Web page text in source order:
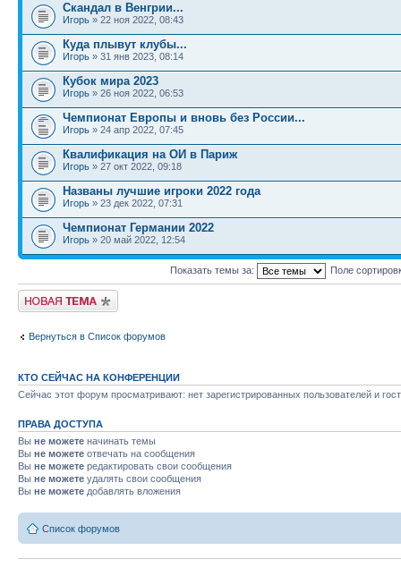
Скандал в Венгрии...
Игорь » 22 ноя 2022, 08:43
Куда плывут клубы...
Игорь » 31 янв 2023, 08:14
Кубок мира 2023
Игорь » 26 ноя 2022, 06:53
Чемпионат Европы и вновь без России...
Игорь » 24 апр 2022, 07:45
Квалификация на ОИ в Париж
Игорь » 27 окт 2022, 09:18
Названы лучшие игроки 2022 года
Игорь » 23 дек 2022, 07:31
Чемпионат Германии 2022
Игорь » 20 май 2022, 12:54
Показать темы за: Поле
Новая тема
Вернуться в Список форумов
КТО СЕЙЧАС НА КОНФЕРЕНЦИИ
Сейчас этот форум просматривают: нет зарегистрированных пользователей и
ПРАВА ДОСТУПА
Вы не можете начинать темы
Вы не можете отвечать на сообщения
Вы не можете редактировать свои сообщения
Вы не можете удалять свои сообщения
Вы не можете добавлять вложения
Список форумов